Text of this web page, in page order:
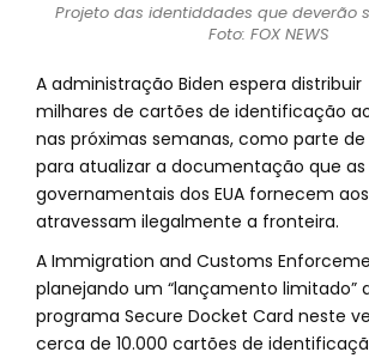
Projeto das identiddades que deverão
Foto: FOX NEWS
A administração Biden espera distribuir
milhares de cartões de identificação
nas próximas semanas, como parte
para atualizar a documentação que as
governamentais dos EUA fornecem
atravessam ilegalmente a fronteira.
A Immigration and Customs
planejando um “lançamento limitado”
programa Secure Docket Card neste
cerca de 10.000 cartões de